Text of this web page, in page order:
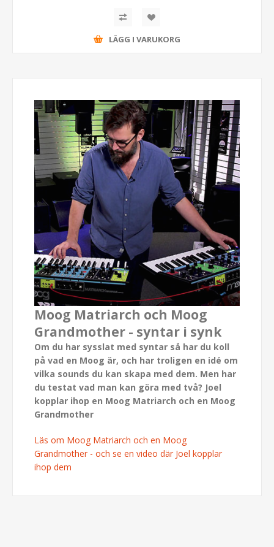
LÄGG I VARUKORG
Moog Matriarch och Moog
Grandmother - syntar i synk
Om du har sysslat med syntar så har du koll
på vad en Moog är, och har troligen en idé om
vilka sounds du kan skapa med dem. Men har
du testat vad man kan göra med två? Joel
kopplar ihop en Moog Matriarch och en Moog
Grandmother
Läs om Moog Matriarch och en Moog
Grandmother - och se en video där Joel kopplar
ihop dem